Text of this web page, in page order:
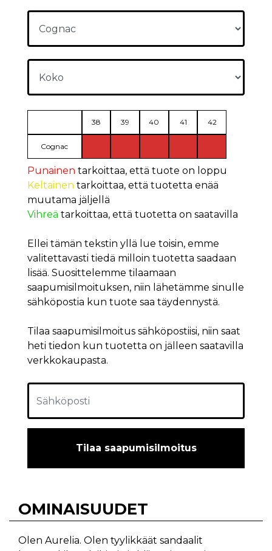
38 39 40 41 42
Cognac
Punainen tarkoittaa, että tuote on loppu
Keltainen tarkoittaa, että tuotetta enää
muutama jäljellä
Vihreä tarkoittaa, että tuotetta on saatavilla
Ellei tämän tekstin yllä lue toisin, emme
valitettavasti tiedä milloin tuotetta saadaan
lisää. Suosittelemme tilaamaan
saapumisilmoituksen, niin lähetämme sinulle
sähköpostia kun tuote saa täydennystä.
Tilaa saapumisilmoitus sähköpostiisi, niin saat
heti tiedon kun tuotetta on jälleen saatavilla
verkkokaupasta.
Tilaa saapumisilmoitus
OMINAISUUDET
Olen Aurelia. Olen tyylikkäät sandaalit